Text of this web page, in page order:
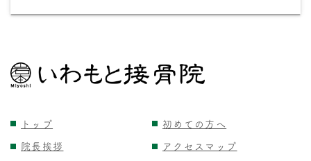
トップ
初めての方へ
院長挨拶
アクセスマップ